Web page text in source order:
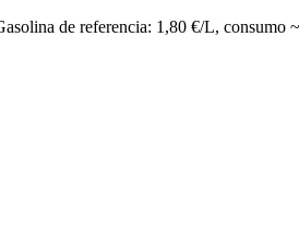
de referencia: 1,80 €/L, consumo